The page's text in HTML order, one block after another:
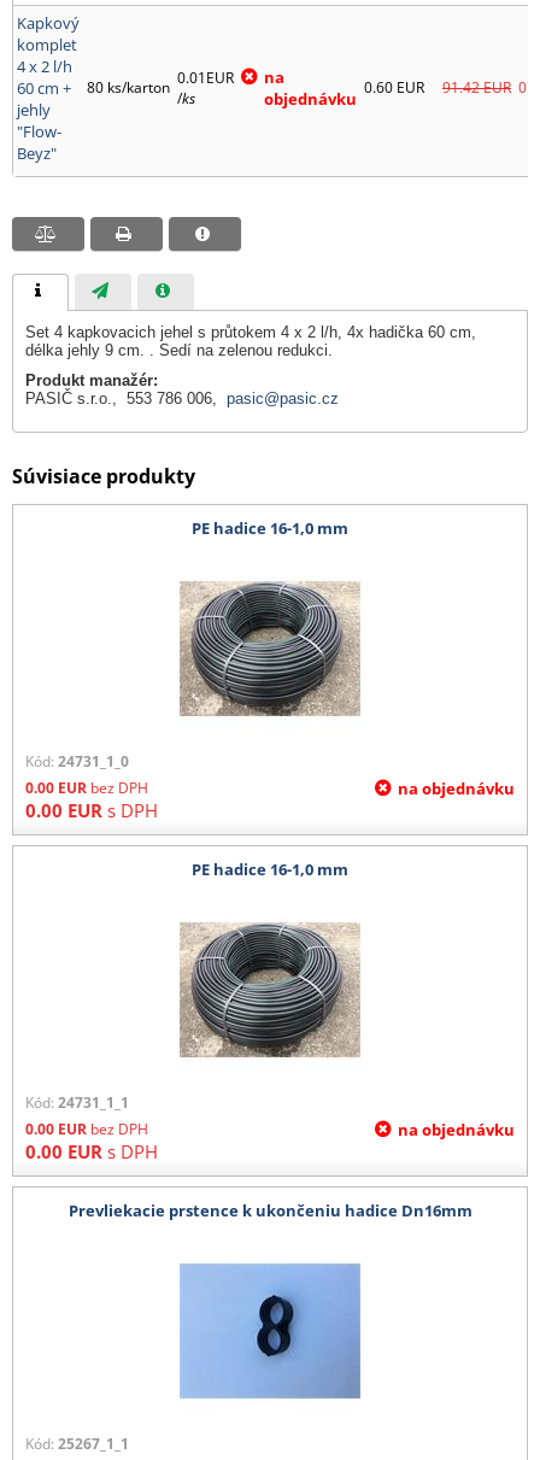
Kapkový
komplet
4 x 2 l/h
60 cm +
jehly
"Flow-
Beyz"
80 ks/karton 0.01EUR
/ks
na
objednávku
0.60 EUR 91.42EUR
Set 4 kapkovacich jehel s průtokem 4 x 2 l/h, 4x hadička 60 cm,
délka jehly 9 cm. . Sedí na zelenou redukci.
Produkt manažér:
PASIČ s.r.o., 553 786 006, pasic@pasic.cz
Súvisiace produkty
PE hadice 16-1,0 mm
Kód: 24731_1_0
0.00 EUR bez DPH
0.00 EUR s DPH
na objednávku
PE hadice 16-1,0 mm
Kód: 24731_1_1
0.00 EUR bez DPH
0.00 EUR s DPH
na objednávku
Prevliekacie prstence k ukončeniu hadice Dn16mm
Kód: 25267_1_1